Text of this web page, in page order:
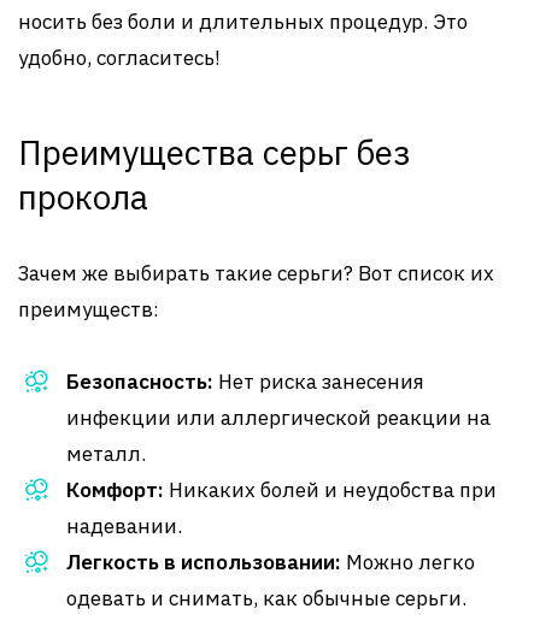
носить без боли и длительных процедур. Это
удобно, согласитесь!
Преимущества серьг без
прокола
Зачем же выбирать такие серьги? Вот список их
преимуществ:
Безопасность: Нет риска занесения
инфекции или аллергической реакции на
металл.
Комфорт: Никаких болей и неудобства при
надевании.
Легкость в использовании: Можно легко
одевать и снимать, как обычные серьги.